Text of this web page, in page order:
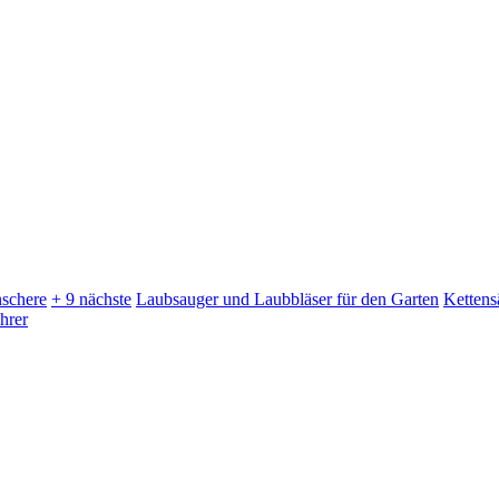
+ 9 nächste Laubsauger und Laubbläser für den Garten